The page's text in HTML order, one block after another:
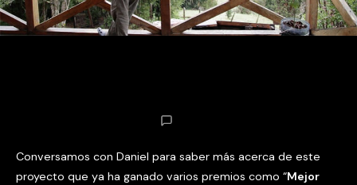
Conversamos con Daniel para saber más acerca de este
proyecto que ya ha ganado varios premios como “Mejor